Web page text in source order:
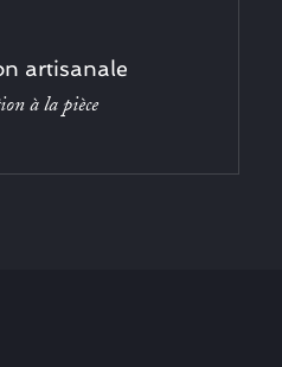
artisanale
à la pièce